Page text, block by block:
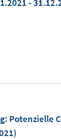
-
Potenzielle